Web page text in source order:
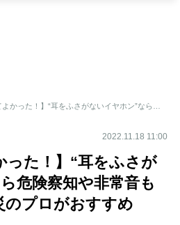
2022.11.18 11:00
った！】“耳をふさが
危険察知や非常音も
のプロがおすすめ